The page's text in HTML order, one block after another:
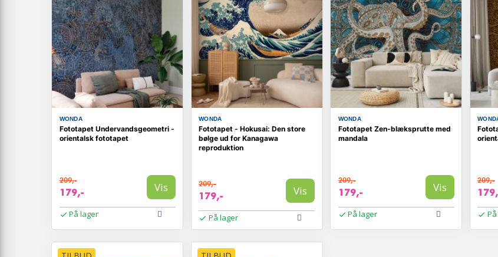
WONDA
Fototapet Undervandsgeometri -
orientalsk fototapet
209,-
179,- Vis
På lager
WONDA
Fototapet - Hokusai: Den store
bølge ud for Kanagawa
reproduktion
209,-
179,- Vis
På lager
WONDA
Fototapet Zen-blæksprutte med
mandala
209,-
179,- Vis
På lager
209,-